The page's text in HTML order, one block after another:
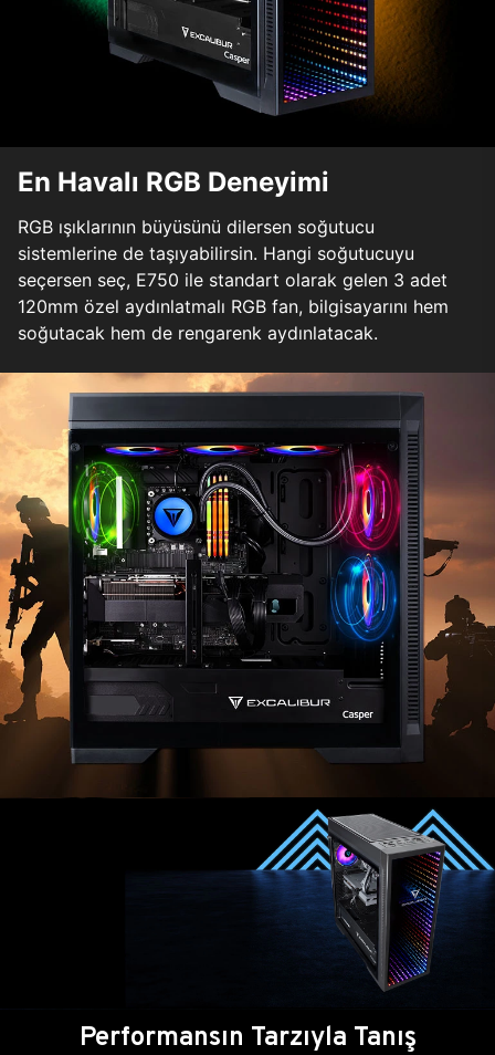
En Havalı RGB Deneyimi
RGB ışıklarının büyüsünü dilersen soğutucu
sistemlerine de taşıyabilirsin. Hangi soğutucuyu
seçersen seç, E750 ile standart olarak gelen 3 adet
120mm özel aydınlatmalı RGB fan, bilgisayarını hem
soğutacak hem de rengarenk aydınlatacak.
Performansın Tarzıyla Tanış